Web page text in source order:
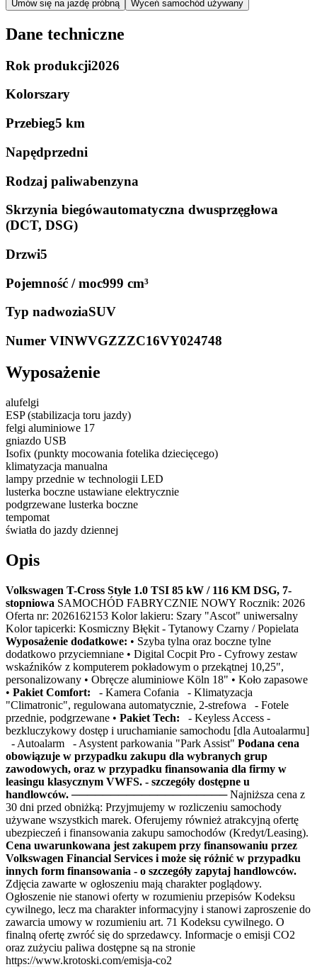
Umów się na jazdę próbną Wyceń samochód używany
Dane techniczne
Rok produkcji2026
Kolorszary
Przebieg5 km
Napędprzedni
Rodzaj paliwabenzyna
Skrzynia biegówautomatyczna dwusprzęgłowa
(DCT, DSG)
Drzwi5
Pojemność / moc999 cm³
Typ nadwoziaSUV
Numer VINWVGZZZC16VY024748
Wyposażenie
alufelgi
ESP (stabilizacja toru jazdy)
felgi aluminiowe 17
gniazdo USB
Isofix (punkty mocowania fotelika dziecięcego)
klimatyzacja manualna
lampy przednie w technologii LED
lusterka boczne ustawiane elektrycznie
podgrzewane lusterka boczne
tempomat
światła do jazdy dziennej
Opis
Volkswagen T-Cross Style 1.0 TSI 85 kW / 116 KM DSG, 7-
stopniowa SAMOCHÓD FABRYCZNIE NOWY Rocznik: 2026
Oferta nr: 2026162153 Kolor lakieru: Szary "Ascot" uniwersalny
Kolor tapicerki: Kosmiczny Błękit - Tytanowy Czarny / Popielata
Wyposażenie dodatkowe: • Szyba tylna oraz boczne tylne
dodatkowo przyciemniane • Digital Cocpit Pro - Cyfrowy zestaw
wskaźników z komputerem pokładowym o przekątnej 10,25",
personalizowany • Obręcze aluminiowe Köln 18" • Koło zapasowe
• Pakiet Comfort: - Kamera Cofania - Klimatyzacja
"Climatronic", regulowana automatycznie, 2-strefowa - Fotele
przednie, podgrzewane • Pakiet Tech: - Keyless Access -
bezkluczykowy dostęp i uruchamianie samochodu [dla Autoalarmu]
- Autoalarm - Asystent parkowania "Park Assist" Podana cena
obowiązuje w przypadku zakupu dla wybranych grup
zawodowych, oraz w przypadku finansowania dla firmy w
leasingu klasycznym VWFS. - szczegóły dostępne u
handlowców. ──────────────────── Najniższa cena z
30 dni przed obniżką: Przyjmujemy w rozliczeniu samochody
używane wszystkich marek. Oferujemy również atrakcyjną ofertę
ubezpieczeń i finansowania zakupu samochodów (Kredyt/Leasing).
Cena uwarunkowana jest zakupem przy finansowaniu przez
Volkswagen Financial Services i może się różnić w przypadku
innych form finansowania - o szczegóły zapytaj handlowców.
Zdjęcia zawarte w ogłoszeniu mają charakter poglądowy.
Ogłoszenie nie stanowi oferty w rozumieniu przepisów Kodeksu
cywilnego, lecz ma charakter informacyjny i stanowi zaproszenie do
zawarcia umowy w rozumieniu art. 71 Kodeksu cywilnego. O
finalną ofertę zwróć się do sprzedawcy. Informacje o emisji CO2
oraz zużyciu paliwa dostępne są na stronie
https://www.krotoski.com/emisja-co2